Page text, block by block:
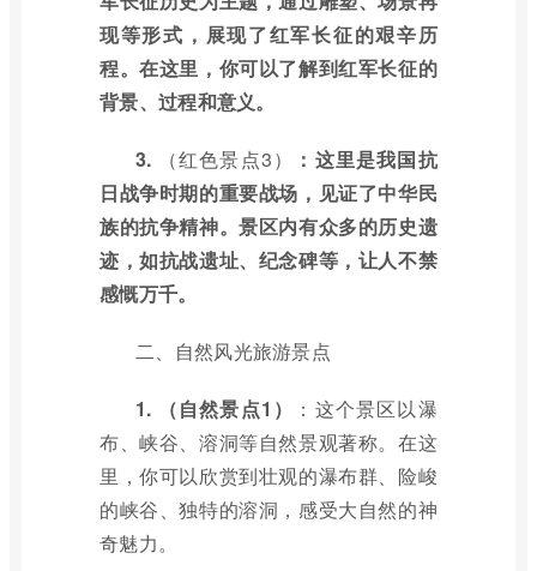
现等形式，展现了红军长征的艰辛历
程。在这里，你可以了解到红军长征的
背景、过程和意义。
3. （红色景点3）
：这里是我国抗
日战争时期的重要战场，见证了中华民
族的抗争精神。景区内有众多的历史遗
迹，如抗战遗址、纪念碑等，让人不禁
感慨万千。
二、自然风光旅游景点
1. （自然景点1）
：这个景区以瀑
布、峡谷、溶洞等自然景观著称。在这
里，你可以欣赏到壮观的瀑布群、险峻
的峡谷、独特的溶洞，感受大自然的神
奇魅力。